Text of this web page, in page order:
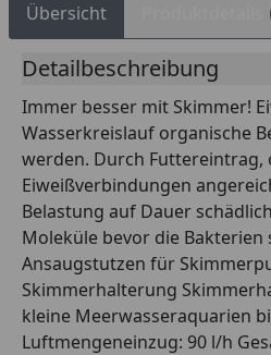
Übersicht
Detailbeschreibung
Immer besser mit Skimmer!
Wasserkreislauf organische
werden. Durch
Eiweißverbindungen
Belastung auf Dauer
Moleküle bevor die
Ansaugstutzen für
Skimmerhalterung
kleine Meerwasseraquarien
Luftmengeneinzug: 90 l/h